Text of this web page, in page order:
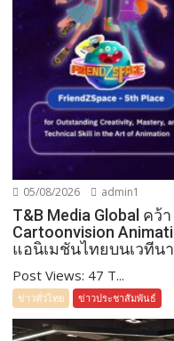
05/08/2026 admin1
T&B Media Global คว้
Cartoonvision
แอนิเมชันไทยบนเวทีน
Post Views: 47 T...
ข่าวทั่วไทย ข่าวประชาสัมพันธ์